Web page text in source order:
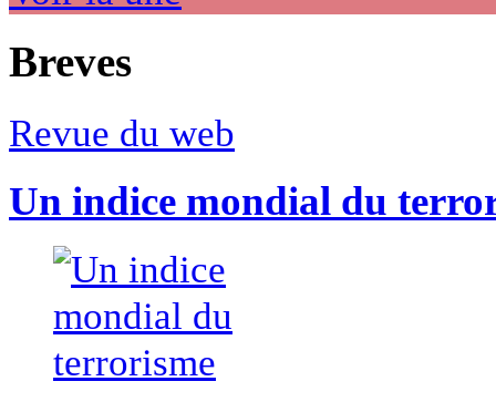
Breves
Revue du web
Un indice mondial du